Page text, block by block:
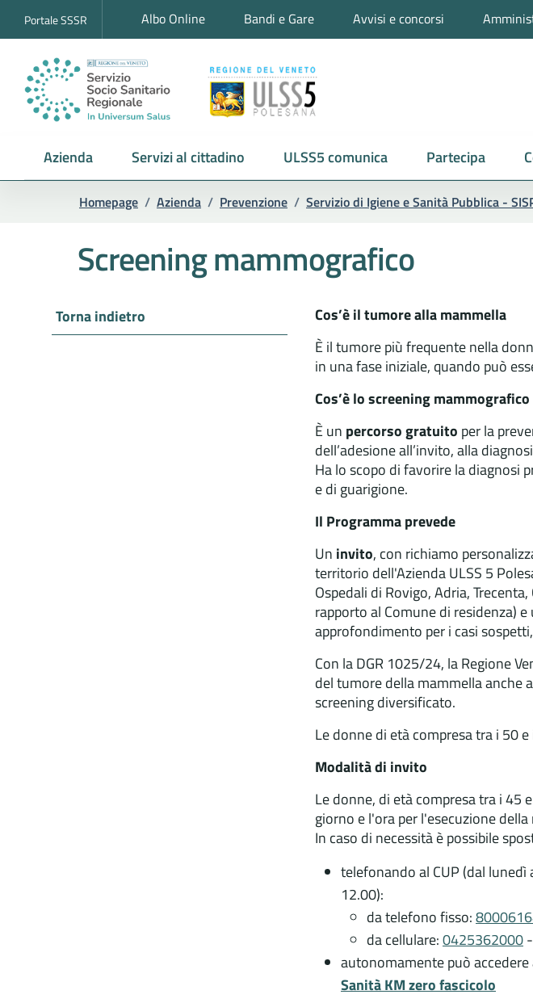
Portale SSSR Albo Online Bandi e Gare Avvisi e concorsi
Azienda Servizi al cittadino ULSS5 comunica Partecipa
Homepage / Azienda / Prevenzione / Servizio di Igiene e Sanità Pubblica -
Screening mammografico
Torna indietro
Cos’è il tumore alla mammella
È il tumore più frequente nella
in una fase iniziale, quando può
Cos’è lo screening mammografico
È un percorso gratuito per la
dell’adesione all’invito, alla
Ha lo scopo di favorire la diagnosi
e di guarigione.
Il Programma prevede
Un invito, con richiamo
territorio dell'Azienda ULSS 5
Ospedali di Rovigo, Adria,
rapporto al Comune di residenza)
approfondimento per i casi
Con la DGR 1025/24, la Regione
del tumore della mammella anche
screening diversificato.
Le donne di età compresa tra i 50
Modalità di invito
Le donne, di età compresa tra i 45
giorno e l'ora per l'esecuzione
In caso di necessità è possibile
telefonando al CUP (dal
12.00):
da telefono fisso:
da cellulare:0425362000
autonomamente può
Sanità KM zero fascicolo